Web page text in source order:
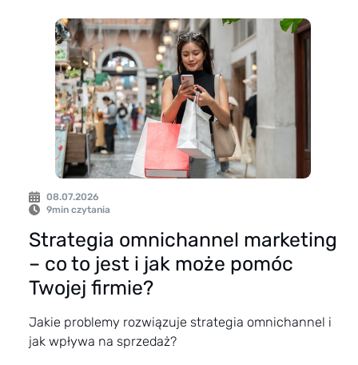
08.07.2026
9min czytania
Strategia omnichannel marketing
– co to jest i jak może pomóc
Twojej firmie?
Jakie problemy rozwiązuje strategia omnichannel i
jak wpływa na sprzedaż?